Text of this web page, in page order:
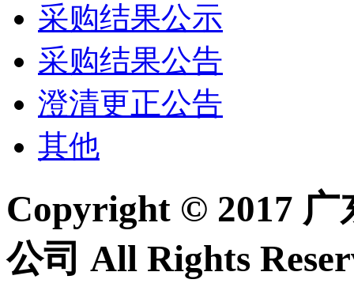
采购结果公示
采购结果公告
澄清更正公告
其他
Copyright © 2017
公司 All Rights